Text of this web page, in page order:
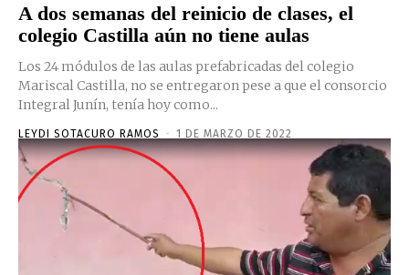
A dos semanas del reinicio de clases, el
colegio Castilla aún no tiene aulas
Los 24 módulos de las aulas prefabricadas del colegio
Mariscal Castilla, no se entregaron pese a que el consorcio
Integral Junín, tenía hoy como...
LEYDI SOTACURO RAMOS - 1 DE MARZO DE 2022